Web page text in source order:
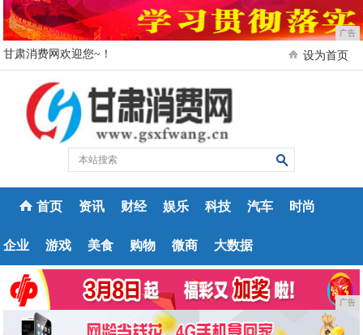
广告
甘肃消费网欢迎您~！ 设为首页
首页 资讯 财经 娱乐 科技 汽车 时尚
企业 游戏 美食 购物 微商 大数据
广告